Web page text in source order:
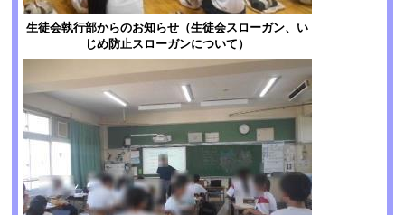
生徒会執行部からのお知らせ（生徒会スローガン、い
じめ防止スローガンについて）